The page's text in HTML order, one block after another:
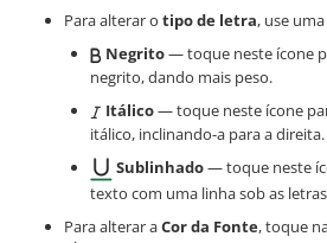
Para alterar o tipo de letra, use
Negrito— toque neste ícone
negrito, dando mais peso.
Itálico— toque neste ícone
itálico, inclinando-a para a direita.
Sublinhado— toque neste
texto com uma linha sob as
Para alterar aCor da Fonte, toque